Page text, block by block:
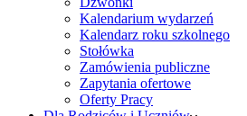
Kalendarium wydarzeń
Kalendarz roku szkolnego
Stołówka
Zamówienia publiczne
Zapytania ofertowe
Oferty Pracy